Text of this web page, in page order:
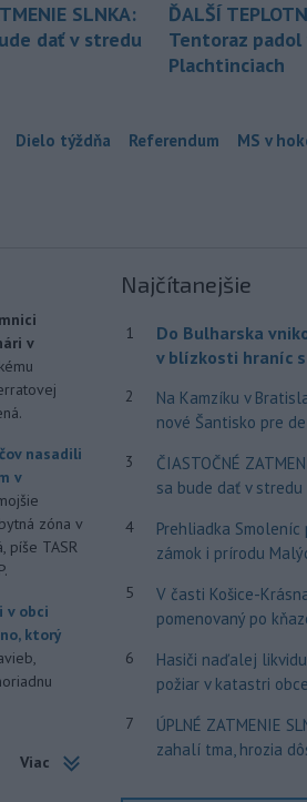
SLNKA:
dať v stredu
ĎALŠÍ
Tentoraz padol
Plachtinciach
Dielo týždňa Referendum MS v
v
nasadili
v
zóna v
píše TASR
v obci
ktorý
Viac
Najčítanejšie
1
Do Bulharska
v blízkosti hraníc
2
Na Kamzíku v
nové Šantisko pre
3
ČIASTOČNÉ
sa bude dať v stredu
4
Prehliadka
zámok i prírodu
5
V časti Košice-
pomenovaný po
6
Hasiči naďalej
požiar v katastri
7
ÚPLNÉ ZATMENIE
zahalí tma, hrozia